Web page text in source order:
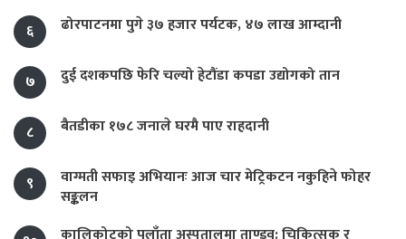
६
ढोरपाटनमा पुगे ३७ हजार पर्यटक, ४७ लाख आम्दानी
७ दुई दशकपछि फेरि चल्यो हेटौंडा कपडा उद्योगको तान
८ बैतडीका १७८ जनाले घरमै पाए राहदानी
९
वाग्मती सफाइ अभियानः आज चार मेट्रिकटन नकुहिने फोहर
सङ्कलन